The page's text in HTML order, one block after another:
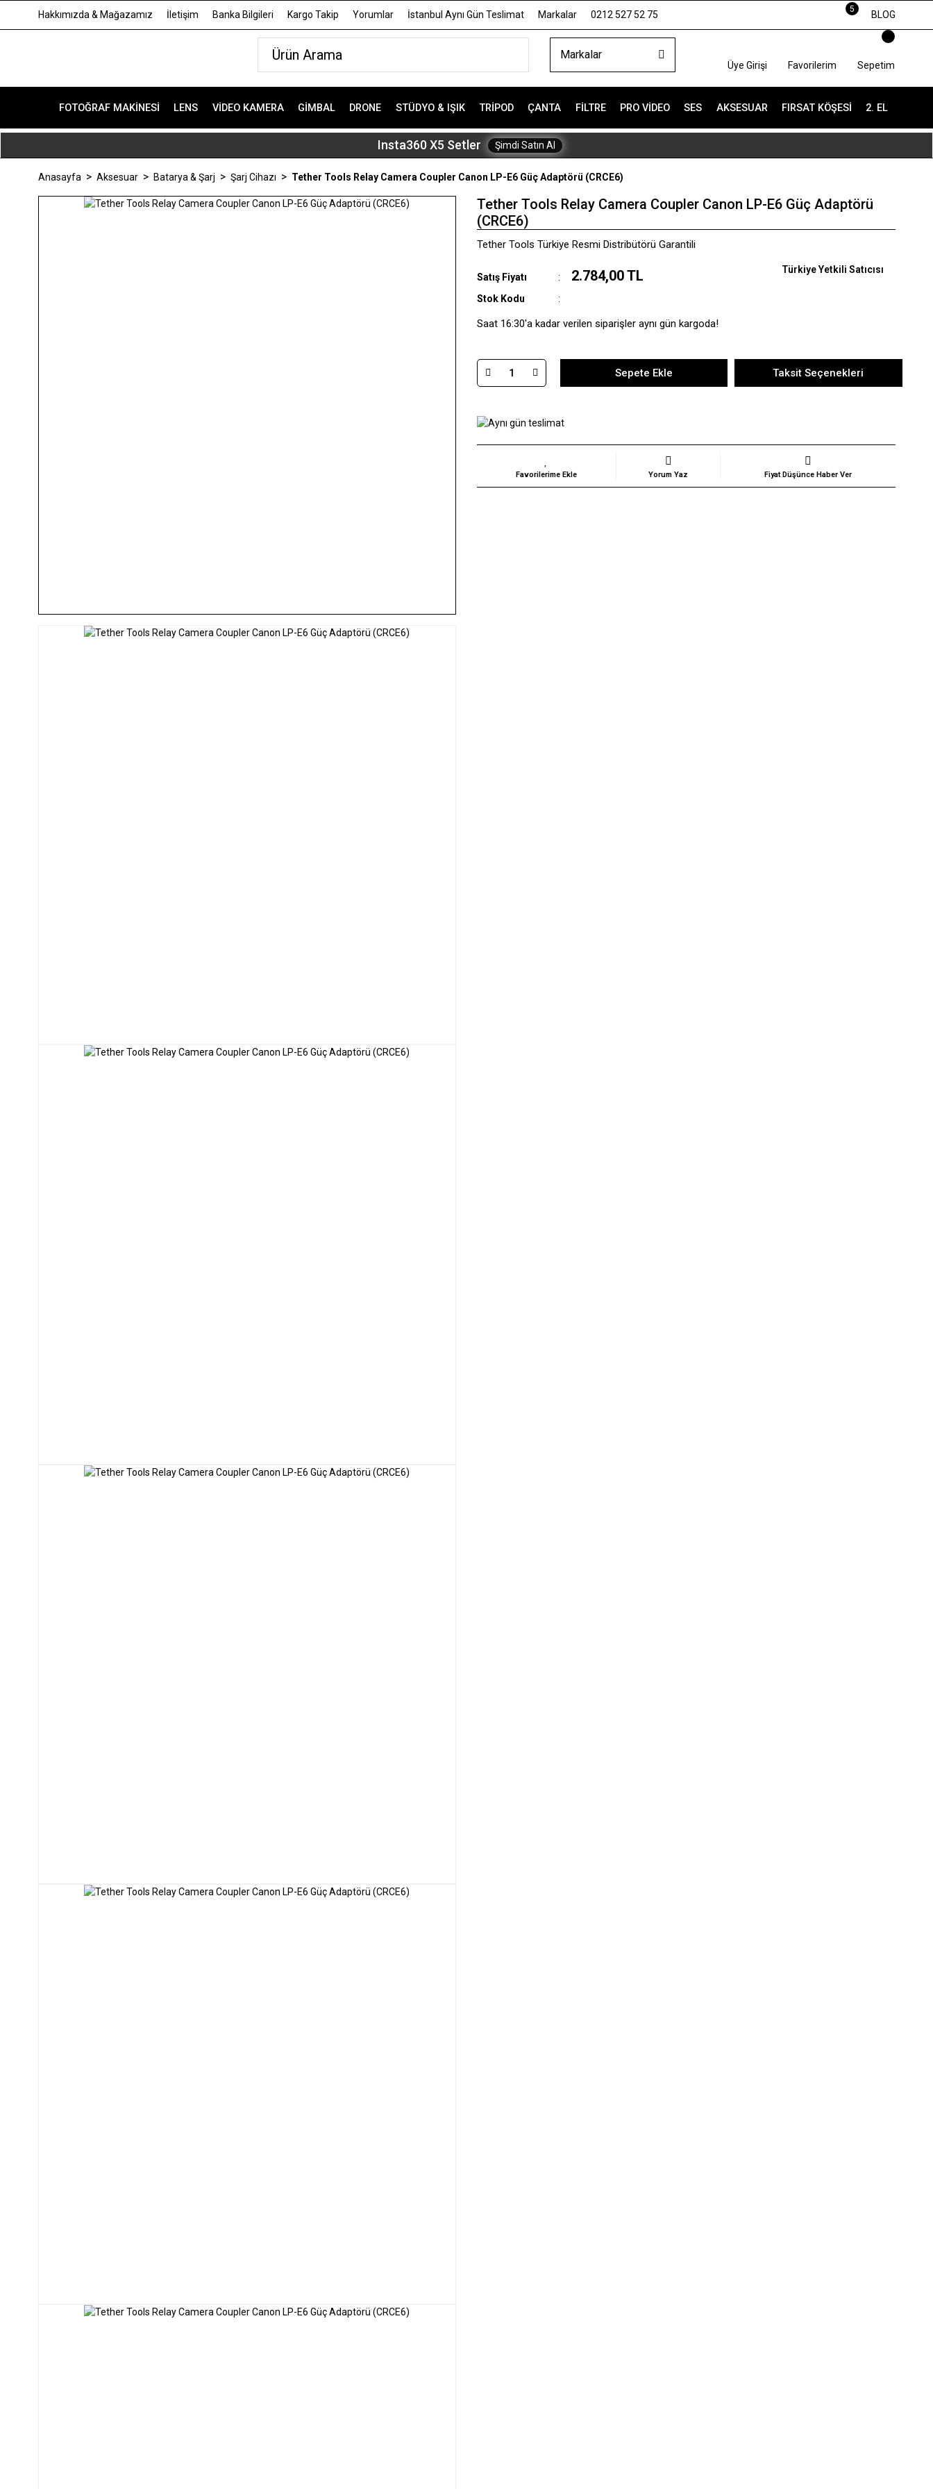
Hakkımızda & Mağazamız İletişim Banka Bilgileri Kargo Takip Yorumlar İstanbul Aynı Gün Teslimat Markalar 0212 527 52 75
5
BLOG
Markalar
Üye Girişi Favorilerim Sepetim
FOTOĞRAF MAKINESI LENS VIDEO KAMERA GIMBAL DRONE STÜDYO & IŞIK TRIPOD ÇANTA FILTRE PRO VIDEO SES AKSESUAR FIRSAT KÖŞESI 2. EL
Insta360 X5 Setler Şimdi Satın Al
Anasayfa Aksesuar Batarya & Şarj Şarj Cihazı Tether Tools Relay Camera Coupler Canon LP-E6 Güç Adaptörü (CRCE6)
Tether Tools Relay Camera Coupler Canon LP-E6 Güç Adaptörü
(CRCE6)
Tether Tools Türkiye Resmi Distribütörü Garantili
Satış Fiyatı 2.784,00 TL
Stok Kodu
Türkiye Yetkili Satıcısı
Saat 16:30'a kadar verilen siparişler aynı gün kargoda!
Sepete Ekle Taksit Seçenekleri
Yorum Yaz Fiyat Düşünce Haber Ver